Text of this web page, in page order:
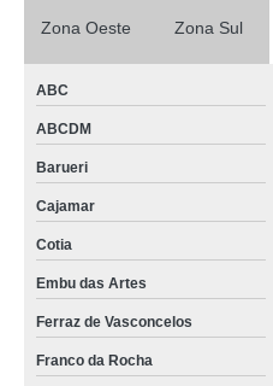
Zona Oeste Zona Sul
ABC
ABCDM
Barueri
Cajamar
Cotia
Embu das Artes
Ferraz de Vasconcelos
Franco da Rocha